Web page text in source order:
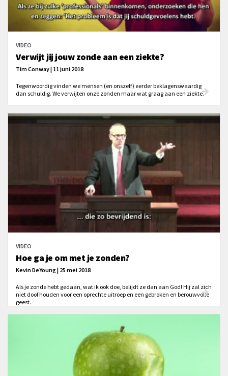
VIDEO
Verwijt jij jouw zonde aan een ziekte?
Tim Conway | 11 juni 2018
Tegenwoordig vinden we mensen (en onszelf) eerder beklagenswaardig
dan schuldig. We verwijten onze zonden maar wat graag aan een ziekte.
VIDEO
Hoe ga je om met je zonden?
Kevin DeYoung | 25 mei 2018
Als je zonde hebt gedaan, wat ik ook doe, belijdt ze dan aan God! Hij zal zich
niet doof houden voor een oprechte uitroep en een gebroken en berouwvolle
geest.